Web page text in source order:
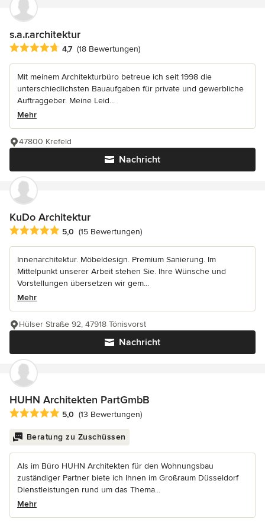
s.a.r.architektur
Durchschnittliche Bewertung: 4.7 von 5 Sternen
4,7 (18 Bewertungen)
Mit meinem Architekturbüro betreue ich seit 1998 die
unterschiedlichsten Bauaufgaben für private und gewerbliche
Auftraggeber. Meine Leid...
Mehr
Nachricht
47800 Krefeld
KuDo Architektur
Durchschnittliche Bewertung: 5 von 5 Sternen
5,0 (15 Bewertungen)
Innenarchitektur. Möbeldesign. Premium Sanierung. Im
Mittelpunkt unserer Arbeit stehen Sie. Ihre Wünsche und
Vorstellungen übersetzen wir gem...
Mehr
Nachricht
Hülser Straße 92, 47918 Tönisvorst
HUHN Architekten PartGmbB
Durchschnittliche Bewertung: 5 von 5 Sternen
5,0 (13 Bewertungen)
Beratung zu Zuschüssen
Als im Büro HUHN Architekten für den Wohnungsbau
zuständiger Partner biete ich Ihnen im Großraum Düsseldorf
Dienstleistungen rund um das Thema...
Mehr